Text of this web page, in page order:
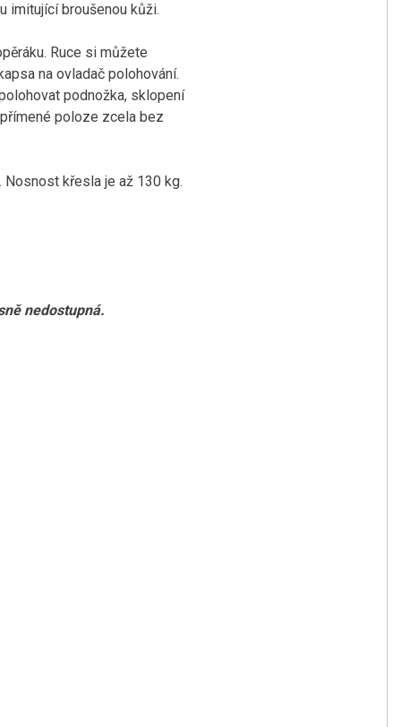
imitující broušenou kůži.
Ruce si můžete
na ovladač polohování.
podnožka, sklopení
poloze zcela bez
křesla je až 130 kg.
nedostupná.